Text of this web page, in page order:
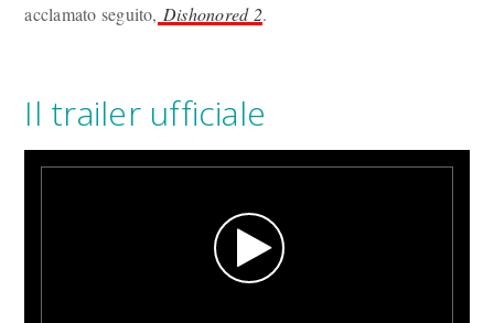
acclamato seguito, Dishonored 2.
Il trailer ufficiale